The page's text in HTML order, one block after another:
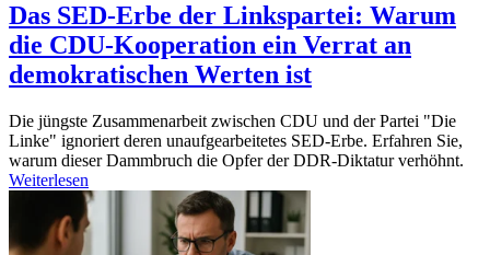
Das SED-Erbe der Linkspartei: Warum
die CDU-Kooperation ein Verrat an
demokratischen Werten ist
Die jüngste Zusammenarbeit zwischen CDU und der Partei "Die
Linke" ignoriert deren unaufgearbeitetes SED-Erbe. Erfahren Sie,
warum dieser Dammbruch die Opfer der DDR-Diktatur verhöhnt.
Weiterlesen